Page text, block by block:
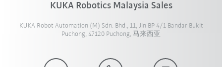
KUKA Robotics Malaysia Sales
KUKA Robot Automation (M) Sdn. Bhd., 11, Jln BP 4/1 Bandar Bukit
Puchong, 47120 Puchong, 马来西亚